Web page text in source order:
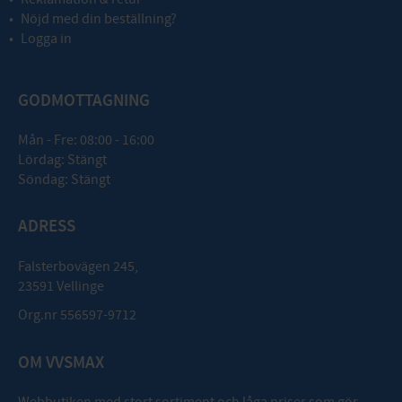
Nöjd med din beställning?
Logga in
GODMOTTAGNING
Mån - Fre: 08:00 - 16:00
Lördag: Stängt
Söndag: Stängt
ADRESS
Falsterbovägen 245,
23591 Vellinge
Org.nr 556597-9712
OM VVSMAX